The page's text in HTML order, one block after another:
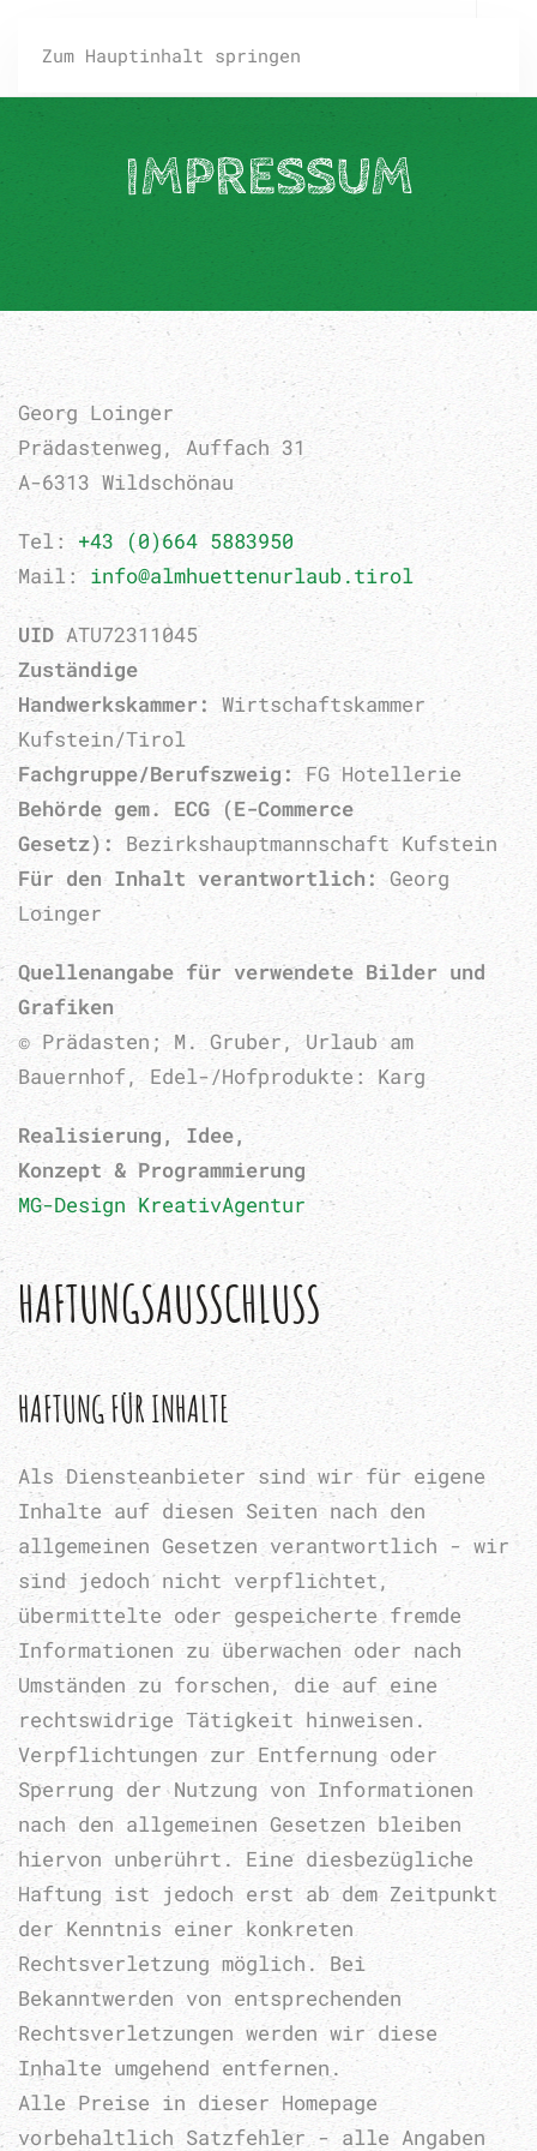
Zum Hauptinhalt springen
IMPRESSUM
Georg Loinger
Prädastenweg, Auffach 31
A-6313 Wildschönau
Tel: +43 (0)664 5883950
Mail: info@almhuettenurlaub.tirol
UID ATU72311045
Zuständige
Handwerkskammer: Wirtschaftskammer
Kufstein/Tirol
Fachgruppe/Berufszweig:FG Hotellerie
Behörde gem. ECG (E-Commerce
Gesetz): Bezirkshauptmannschaft Kufstein
Für den Inhalt verantwortlich: Georg
Loinger
Quellenangabe für verwendete Bilder und
Grafiken
© Prädasten; M. Gruber, Urlaub am
Bauernhof, Edel-/Hofprodukte: Karg
Realisierung, Idee,
Konzept & Programmierung
MG-Design KreativAgentur
HAFTUNGSAUSSCHLUSS
HAFTUNG FÜR INHALTE
Als Diensteanbieter sind wir für eigene
Inhalte auf diesen Seiten nach den
allgemeinen Gesetzen verantwortlich - wir
sind jedoch nicht verpflichtet,
übermittelte oder gespeicherte fremde
Informationen zu überwachen oder nach
Umständen zu forschen, die auf eine
rechtswidrige Tätigkeit hinweisen.
Verpflichtungen zur Entfernung oder
Sperrung der Nutzung von Informationen
nach den allgemeinen Gesetzen bleiben
hiervon unberührt. Eine diesbezügliche
Haftung ist jedoch erst ab dem Zeitpunkt
der Kenntnis einer konkreten
Rechtsverletzung möglich. Bei
Bekanntwerden von entsprechenden
Rechtsverletzungen werden wir diese
Inhalte umgehend entfernen.
Alle Preise in dieser Homepage
vorbehaltlich Satzfehler - alle Angaben